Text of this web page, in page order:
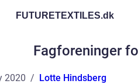
FUTURETEXTILES.dk
Fagforeninger
2020 Lotte Hindsberg